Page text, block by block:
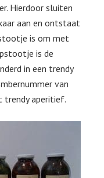
Hierdoor sluiten
aan en ontstaat
is om met
is de
in een trendy
van
aperitief.